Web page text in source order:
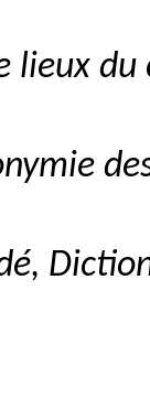
lieux